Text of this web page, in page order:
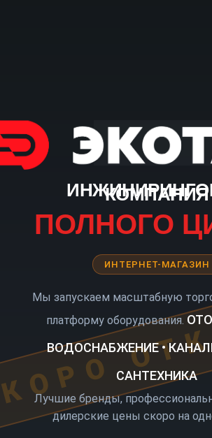
КОМПАНИЯ
ПОЛНОГО
ИНТЕРНЕТ-МАГАЗИН
Мы запускаем масштабную
платформу оборудования.
ВОДОСНАБЖЕНИЕ •
САНТЕХНИКА
Лучшие бренды,
дилерские цены скоро на